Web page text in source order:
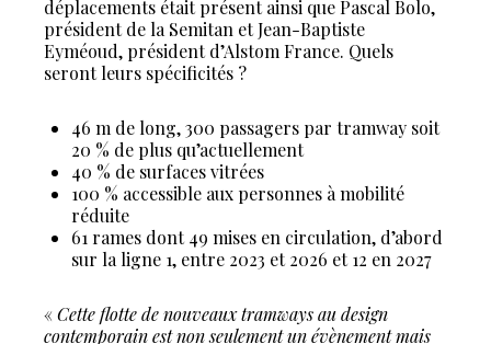
déplacements était présent ainsi que Pascal Bolo,
président de la Semitan et Jean-Baptiste
Eyméoud, président d’Alstom France. Quels
seront leurs spécificités ?
46 m de long, 300 passagers par tramway soit
20 % de plus qu’actuellement
40 % de surfaces vitrées
100 % accessible aux personnes à mobilité
réduite
61 rames dont 49 mises en circulation, d’abord
sur la ligne 1, entre 2023 et 2026 et 12 en 2027
«Cette flotte de nouveaux tramways au design
contemporain est non seulement un évènement mais